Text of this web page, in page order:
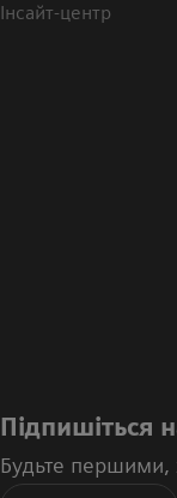
Інсайт-центр
Підпишіться
Будьте першими,